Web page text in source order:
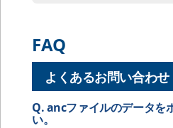
FAQ
よくあるお問い合わせ
Q.ancファイルのデータを
い。